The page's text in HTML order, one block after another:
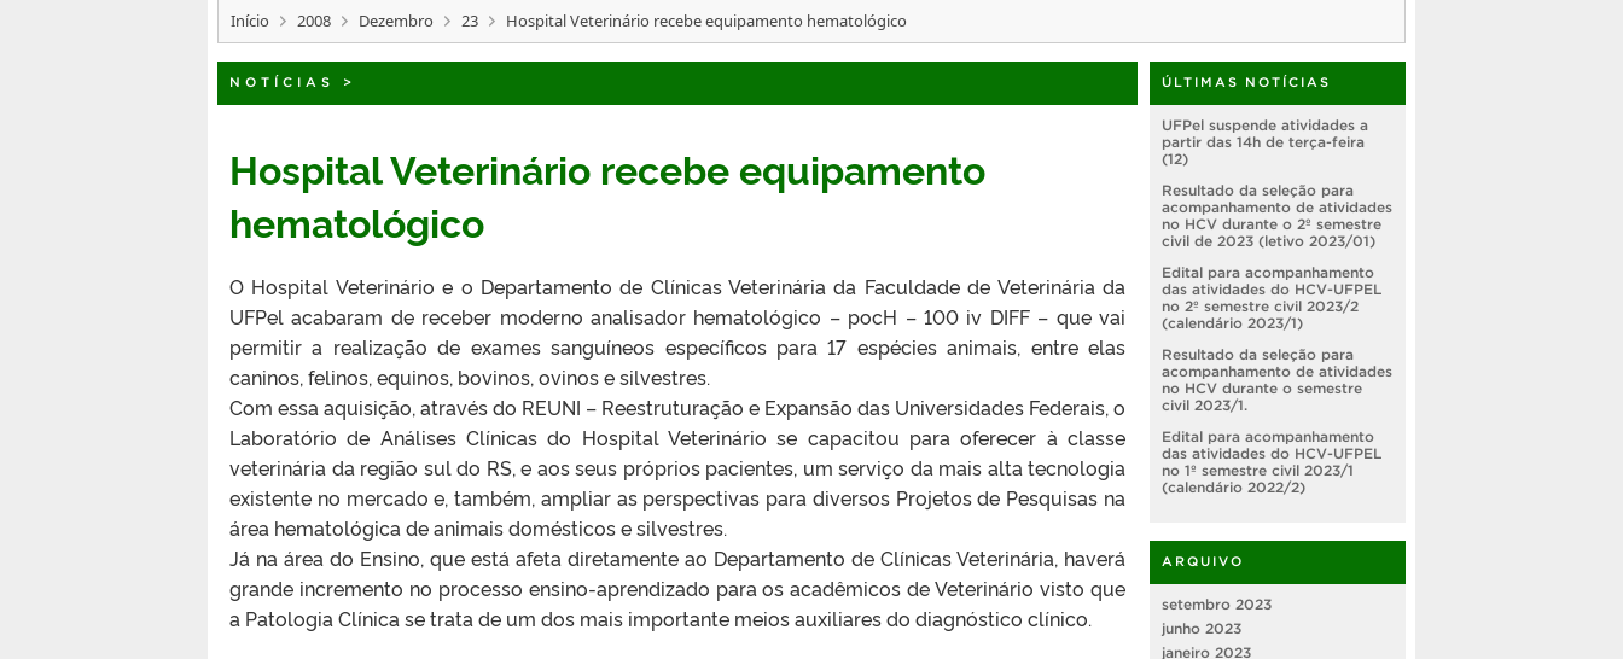
Início 2008 Dezembro 23 Hospital Veterinário recebe equipamento hematológico
NOTÍCIAS >
Hospital Veterinário recebe equipamento
hematológico
O Hospital Veterinário e o Departamento de Clínicas Veterinária da Faculdade de Veterinária da
UFPel acabaram de receber moderno analisador hematológico – pocH – 100 iv DIFF – que vai
permitir a realização de exames sanguíneos específicos para 17 espécies animais, entre elas
caninos, felinos, equinos, bovinos, ovinos e silvestres.
Com essa aquisição, através do REUNI – Reestruturação e Expansão das Universidades Federais, o
Laboratório de Análises Clínicas do Hospital Veterinário se capacitou para oferecer à classe
veterinária da região sul do RS, e aos seus próprios pacientes, um serviço da mais alta tecnologia
existente no mercado e, também, ampliar as perspectivas para diversos Projetos de Pesquisas na
área hematológica de animais domésticos e silvestres.
Já na área do Ensino, que está afeta diretamente ao Departamento de Clínicas Veterinária, haverá
grande incremento no processo ensino-aprendizado para os acadêmicos de Veterinário visto que
a Patologia Clínica se trata de um dos mais importante meios auxiliares do diagnóstico clínico.
ÚLTIMAS NOTÍCIAS
UFPel suspende atividades a
partir das 14h de terça-feira
(12)
Resultado da seleção para
acompanhamento de atividades
no HCV durante o 2º semestre
civil de 2023 (letivo 2023/01)
Edital para acompanhamento
das atividades do HCV-UFPEL
no 2º semestre civil 2023/2
(calendário 2023/1)
Resultado da seleção para
acompanhamento de atividades
no HCV durante o semestre
civil 2023/1.
Edital para acompanhamento
das atividades do HCV-UFPEL
no 1º semestre civil 2023/1
(calendário 2022/2)
ARQUIVO
setembro 2023
junho 2023
janeiro 2023